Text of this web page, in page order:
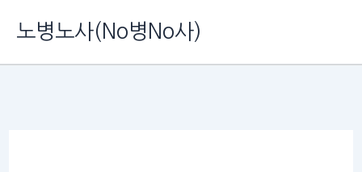
츠
노병노사(No병No사)